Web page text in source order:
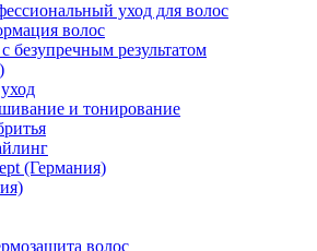
уход для волос
волос
безупречным результатом
и тонирование
(Германия)
волос